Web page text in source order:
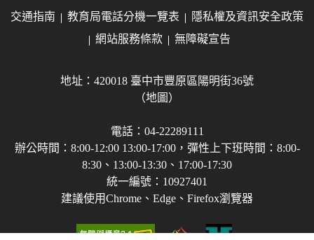
交通指南 教育局電話分機一覽表
隱私權及資訊安全政策
網站服務條款
無障礙宣告
地址：420018 臺中市豐原區陽明街36號
（地圖）
電話：04-22289111
辦公時間：8:00-12:00 13:00-17:00，彈性上下班時間：8:00-
8:30、13:00-13:30、17:00-17:30
統一編號：10927401
建議使用Chrome、Edge、Firefox瀏覽器